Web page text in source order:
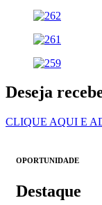
Deseja
CLIQUE AQUI E
OPORTUNIDADE
Destaque